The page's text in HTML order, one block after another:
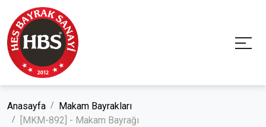
Anasayfa
Makam Bayrakları
[MKM-892] - Makam Bayrağı